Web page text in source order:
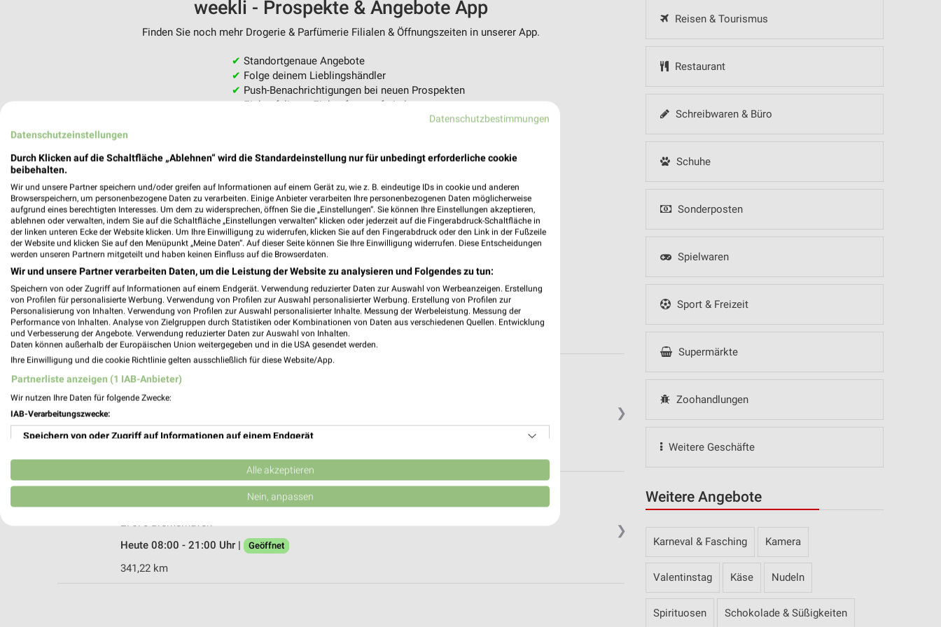
Reisen & Tourismus
Restaurant
Schreibwaren & Büro
Schuhe
Sonderposten
Spielwaren
Sport & Freizeit
Supermärkte
Zoohandlungen
Weitere Geschäfte
Weitere Angebote
Karneval & Fasching Kamera
Valentinstag Käse Nudeln
Spirituosen Schokolade & Süßigkeiten
weekli - Prospekte & Angebote App
Finden Sie noch mehr Drogerie & Parfümerie Filialen & Öffnungszeiten in unserer App.
✔ Standortgenaue Angebote
✔ Folge deinem Lieblingshändler
✔ Push-Benachrichtigungen bei neuen Prospekten
✔Einkaufsliste - Einkauf stressfrei planen
❯
Rossmann Bremerhaven
27570 Bremerhaven
Heute 08:00 - 21:00 Uhr | Geöffnet
❯
Elbestraße 120
27570 Bremerhaven
Heute 08:00 - 21:00 Uhr |
Geöffnet
341,22 km
Datenschutzbestimmungen
Datenschutzeinstellungen
Durch Klicken auf die Schaltfläche „Ablehnen“ wird die Standardeinstellung nur für unbedingt erforderliche cookie
beibehalten.
Wir und unsere Partner speichern und/oder greifen auf Informationen auf einem Gerät zu, wie z. B. eindeutige IDs in cookie und anderen
Browserspeichern, um personenbezogene Daten zu verarbeiten. Einige Anbieter verarbeiten Ihre personenbezogenen Daten möglicherweise
aufgrund eines berechtigten Interesses. Um dem zu widersprechen, öffnen Sie die „Einstellungen“. Sie können Ihre Einstellungen akzeptieren,
ablehnen oder verwalten, indem Sie auf die Schaltfläche „Einstellungen verwalten“ klicken oder jederzeit auf die Fingerabdruck-Schaltfläche in
der linken unteren Ecke der Website klicken. Um Ihre Einwilligung zu widerrufen, klicken Sie auf den Fingerabdruck oder den Link in der Fußzeile
der Website und klicken Sie auf den Menüpunkt „Meine Daten“. Auf dieser Seite können Sie Ihre Einwilligung widerrufen. Diese Entscheidungen
werden unseren Partnern mitgeteilt und haben keinen Einfluss auf die Browserdaten.
Wir und unsere Partner verarbeiten Daten, um die Leistung der Website zu analysieren und Folgendes zu tun:
Speichern von oder Zugriff auf Informationen auf einem Endgerät. Verwendung reduzierter Daten zur Auswahl von Werbeanzeigen. Erstellung
von Profilen für personalisierte Werbung. Verwendung von Profilen zur Auswahl personalisierter Werbung. Erstellung von Profilen zur
Personalisierung von Inhalten. Verwendung von Profilen zur Auswahl personalisierter Inhalte. Messung der Werbeleistung. Messung der
Performance von Inhalten. Analyse von Zielgruppen durch Statistiken oder Kombinationen von Daten aus verschiedenen Quellen. Entwicklung
und Verbesserung der Angebote. Verwendung reduzierter Daten zur Auswahl von Inhalten.
Daten können außerhalb der Europäischen Union weitergegeben und in die USA gesendet werden.
Ihre Einwilligung und die cookie Richtlinie gelten ausschließlich für diese Website/App.
Partnerliste anzeigen (1 IAB-Anbieter)
Wir nutzen Ihre Daten für folgende Zwecke:
IAB-Verarbeitungszwecke:
Speichern von oder Zugriff auf Informationen auf einem Endgerät
Verwendung reduzierter Daten zur Auswahl von Werbeanzeigen
Erstellung von Profilen für personalisierte Werbung
Erstellung von Profilen zur Personalisierung von Inhalten
Alle akzeptieren
Nein, anpassen